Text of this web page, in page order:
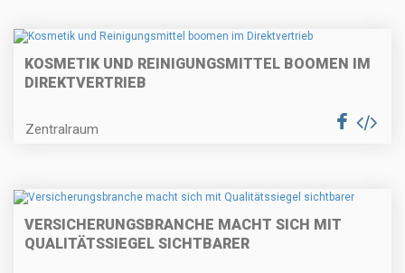
KOSMETIK UND REINIGUNGSMITTEL BOOMEN IM
DIREKTVERTRIEB
Zentralraum
VERSICHERUNGSBRANCHE MACHT SICH MIT
QUALITÄTSSIEGEL SICHTBARER